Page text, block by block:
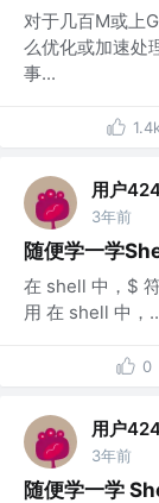
对于几百M或上
么优化或加速处
事...
用户
3年前
随便学一学
在 shell 中，$
用 在 shell 中，
0
用户
3年前
随便学一学